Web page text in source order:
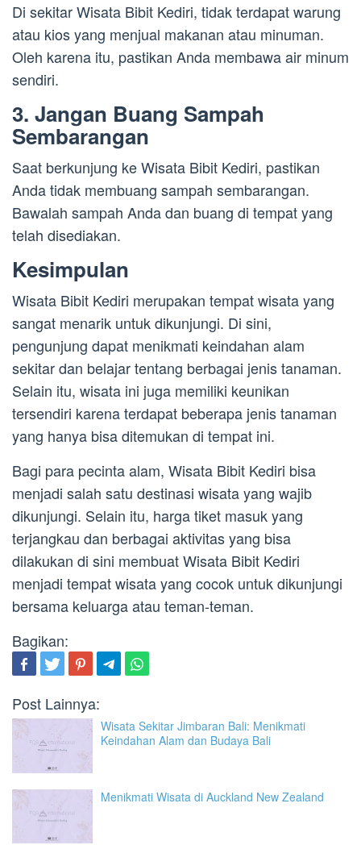
Di sekitar Wisata Bibit Kediri, tidak terdapat warung
atau kios yang menjual makanan atau minuman.
Oleh karena itu, pastikan Anda membawa air minum
sendiri.
3. Jangan Buang Sampah
Sembarangan
Saat berkunjung ke Wisata Bibit Kediri, pastikan
Anda tidak membuang sampah sembarangan.
Bawalah sampah Anda dan buang di tempat yang
telah disediakan.
Kesimpulan
Wisata Bibit Kediri merupakan tempat wisata yang
sangat menarik untuk dikunjungi. Di sini,
pengunjung dapat menikmati keindahan alam
sekitar dan belajar tentang berbagai jenis tanaman.
Selain itu, wisata ini juga memiliki keunikan
tersendiri karena terdapat beberapa jenis tanaman
yang hanya bisa ditemukan di tempat ini.
Bagi para pecinta alam, Wisata Bibit Kediri bisa
menjadi salah satu destinasi wisata yang wajib
dikunjungi. Selain itu, harga tiket masuk yang
terjangkau dan berbagai aktivitas yang bisa
dilakukan di sini membuat Wisata Bibit Kediri
menjadi tempat wisata yang cocok untuk dikunjungi
bersama keluarga atau teman-teman.
Bagikan:
Post Lainnya:
Wisata Sekitar Jimbaran Bali: Menikmati
Keindahan Alam dan Budaya Bali
Menikmati Wisata di Auckland New Zealand